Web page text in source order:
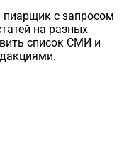
пиарщик с запросом
на разных
список СМИ и